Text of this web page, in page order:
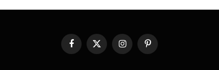
FacebookX
(Twitter)
InstagramPinterest